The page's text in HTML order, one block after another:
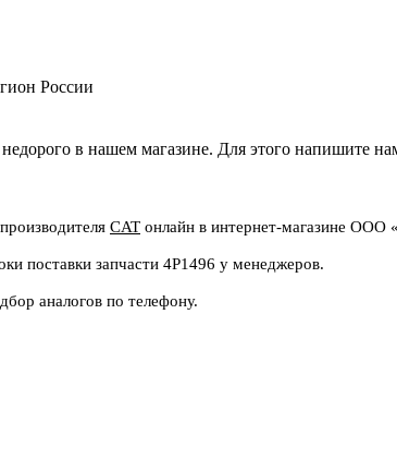
России
в нашем магазине. Для этого напишите
CAT онлайн в интернет-магазине ООО
поставки запчасти 4P1496 у менеджеров.
аналогов по телефону.